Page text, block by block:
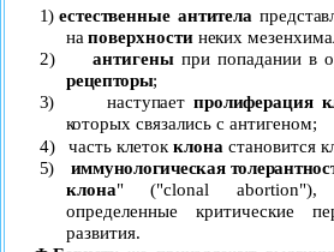
1) естественные антитела
наповерхностинеких
2)
антигены при попадании в
рецепторы;
3)
наступаетпролиферация
которых связались с антигеном;
4)
часть клетокклонастановится
5)
иммунологическая
клона" ("clonal abortion"),
определенные критические
развития.